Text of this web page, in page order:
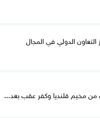
التعاون الدولي في المجال
من مخيم قلنديا وكفر عقب بعد...